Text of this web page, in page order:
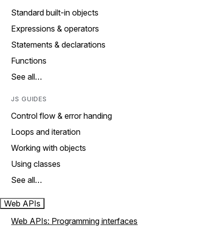
Standard built-in objects
Expressions & operators
Statements & declarations
Functions
See all…
JS GUIDES
Control flow & error handing
Loops and iteration
Working with objects
Using classes
See all…
Web APIs
Web APIs: Programming interfaces